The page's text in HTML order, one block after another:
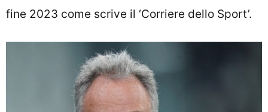
fine 2023 come scrive il ‘Corriere dello Sport’.